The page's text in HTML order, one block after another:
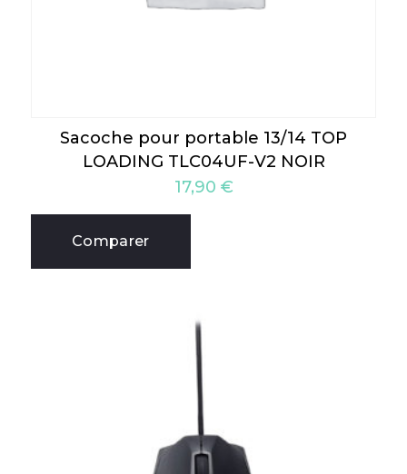
Sacoche pour portable 13/14 TOP
LOADING TLC04UF-V2 NOIR
17,90 €
Comparer